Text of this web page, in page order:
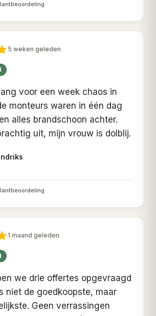
5 weken geleden
voor een week chaos in
monteurs waren in één dag
alles brandschoon achter.
uit, mijn vrouw is dolblij.
1 maand geleden
we drie offertes opgevraagd
niet de goedkoopste, maar
Geen verrassingen